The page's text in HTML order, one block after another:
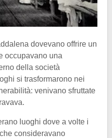
dovevano offrire un
occupavano una
della società
si trasformarono nei
venivano sfruttate
luoghi dove a volte i
consideravano